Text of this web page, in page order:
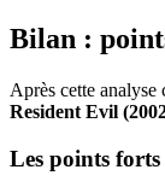
Bilan :
Après cette analyse
Resident Evil
Les points forts